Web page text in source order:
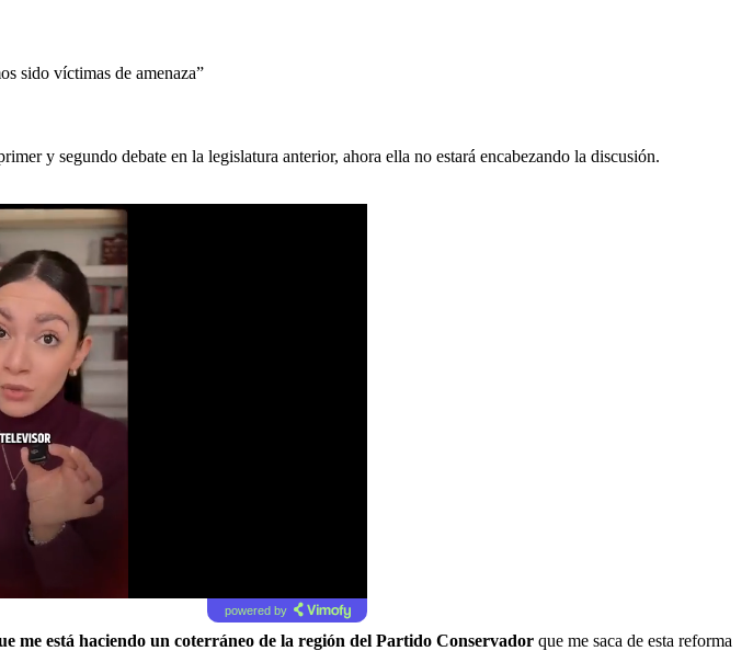
sido víctimas de amenaza”
y segundo debate en la legislatura anterior, ahora ella no estará encabezando la discusión.
powered by
me está haciendo un coterráneo de la región del Partido Conservador que me saca de esta reforma